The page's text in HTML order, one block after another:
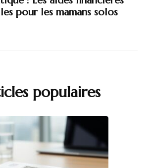
pour les mamans solos
populaires